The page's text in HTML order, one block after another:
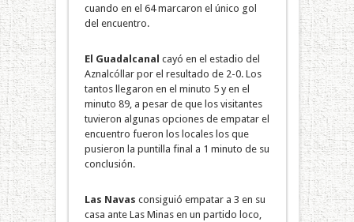
cuando en el 64 marcaron el único gol
del encuentro.
El Guadalcanal cayó en el estadio del
Aznalcóllar por el resultado de 2-0. Los
tantos llegaron en el minuto 5 y en el
minuto 89, a pesar de que los visitantes
tuvieron algunas opciones de empatar el
encuentro fueron los locales los que
pusieron la puntilla final a 1 minuto de su
conclusión.
Las Navas consiguió empatar a 3 en su
casa ante Las Minas en un partido loco,